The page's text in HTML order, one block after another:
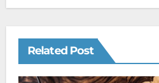
Related Post